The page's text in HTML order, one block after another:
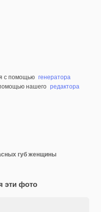
с помощью генератора
нашего редактора
губ женщины
эти фото